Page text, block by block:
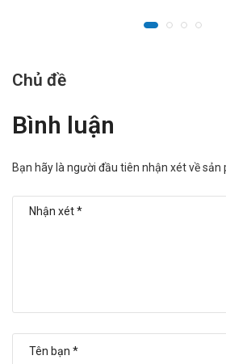
Chủ đề
Bình luận
Bạn hãy là người đầu tiên nhận xét về sản